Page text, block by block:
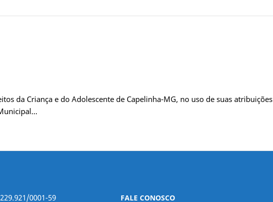
da Criança e do Adolescente de Capelinha-MG, no uso de suas
0001-59 FALE CONOSCO